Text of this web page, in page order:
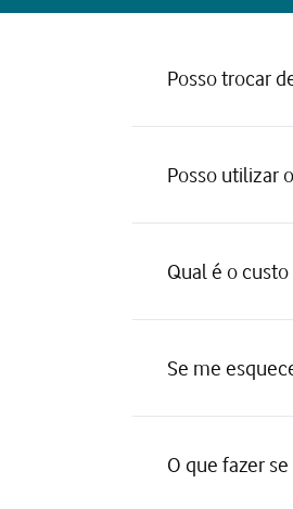
Posso trocar
Posso utilizar
Qual é o
Se me
O que fazer